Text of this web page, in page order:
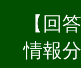
【回答
情報分